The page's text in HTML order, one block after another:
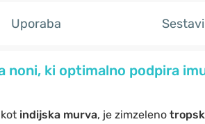
Uporaba
noni, ki optimalno podpira
indijska murva, je zimzeleno